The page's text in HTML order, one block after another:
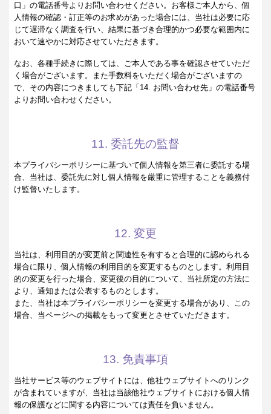
口」の電話番号よりお問い合わせください。お客様ご本人から、個
人情報の確認・訂正等のお求めがあった場合には、当社は必要に応
じて遅滞なく調査を行い、結果に基づき合理的かつ必要な範囲内に
おいて速やかに対応させていただきます。
なお、各種手続きに際しては、ご本人である事を確認させていただ
く場合がございます。また手数料をいただく場合がございますの
で、その内容につきましても下記「14. お問い合わせ先」の電話番号
よりお問い合わせください。
11. 委託先の監督
本プライバシーポリシーに基づいて個人情報を第三者に委託する場
合、当社は、委託先に対し個人情報を厳重に管理することを義務付
け監督いたします。
12. 変更
当社は、利用目的が変更前と関連性を有すると合理的に認められる
場合に限り、個人情報の利用目的を変更するものとします。利用目
的の変更を行った場合、変更後の目的について、当社所定の方法に
より、通知または公表するものとします。
また、当社は本プライバシーポリシーを変更する場合があり、この
場合、当ページへの掲載をもって変更とさせていただきます。
13. 免責事項
当社サービス等のウェブサイトには、他社ウェブサイトへのリンク
が含まれていますが、当社は当該他社ウェブサイトにおける個人情
報の保護などに関する内容については責任を負いません。